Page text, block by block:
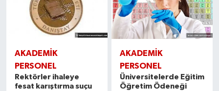
AKADEMİK
PERSONEL
Rektörler ihaleye
fesat karıştırma suçu
AKADEMİK
PERSONEL
Üniversitelerde Eğitim
Öğretim Ödeneği